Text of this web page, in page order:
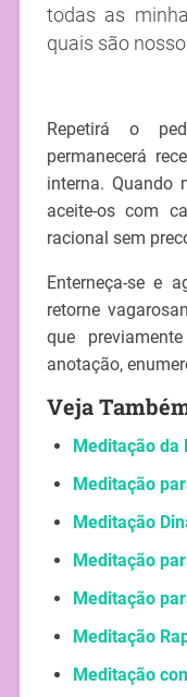
todas as
quais são
Repetirá o
permanecerá
interna. Quando
aceite-os com
racional sem
Enterneça-se e
retorne
que
anotação,
Veja
Meditação da
Meditação
Meditação
Meditação
Meditação
Meditação
Meditação